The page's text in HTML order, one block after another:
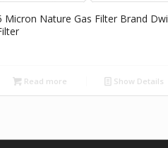
Micron Nature Gas Filter Brand Dwi
Read more Show Details